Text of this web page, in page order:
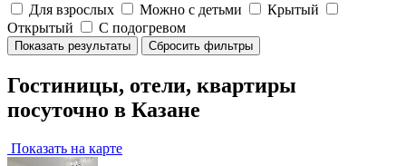
Для взрослых Можно с детьми
Крытый
Открытый
С подогревом
Показать результаты Сбросить фильтры
Гостиницы, отели, квартиры
посуточно в Казане
Показать на карте